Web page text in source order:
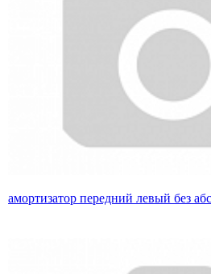
амортизатор передний левый без